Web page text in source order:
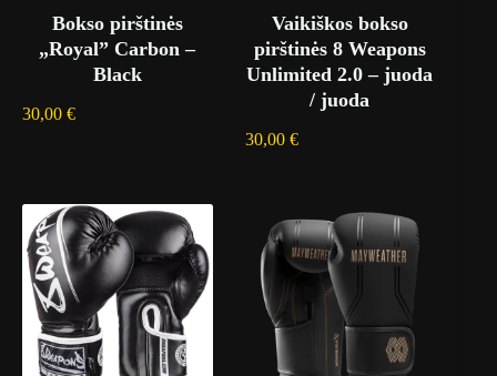
Bokso pirštinės
„Royal” Carbon –
Black
30,00 €
Vaikiškos bokso
pirštinės 8 Weapons
Unlimited 2.0 – juoda
/ juoda
30,00 €